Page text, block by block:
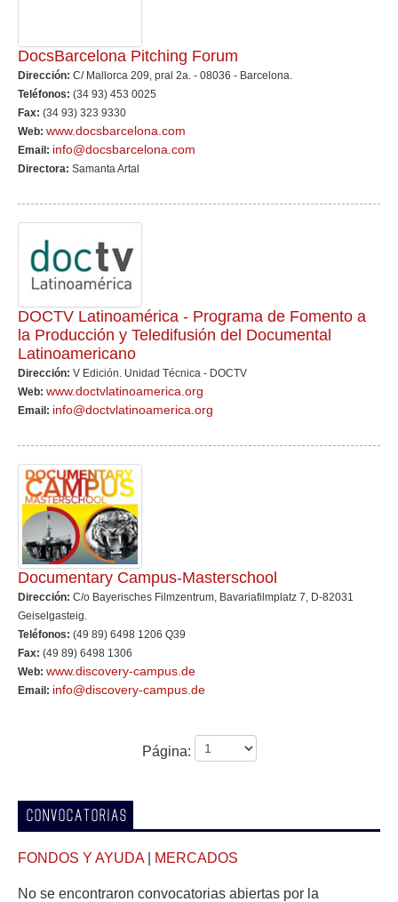
DocsBarcelona Pitching Forum
Dirección: C/ Mallorca 209, pral 2a. - 08036 - Barcelona.
Teléfonos: (34 93) 453 0025
Fax: (34 93) 323 9330
Web: www.docsbarcelona.com
Email: info@docsbarcelona.com
Directora: Samanta Artal
DOCTV Latinoamérica - Programa de Fomento a
la Producción y Teledifusión del Documental
Latinoamericano
Dirección: V Edición. Unidad Técnica - DOCTV
Web: www.doctvlatinoamerica.org
Email: info@doctvlatinoamerica.org
Documentary Campus-Masterschool
Dirección: C/o Bayerisches Filmzentrum, Bavariafilmplatz 7, D-82031
Geiselgasteig.
Teléfonos: (49 89) 6498 1206 Q39
Fax: (49 89) 6498 1306
Web: www.discovery-campus.de
Email: info@discovery-campus.de
Página:
CONVOCATORIAS
FONDOS Y AYUDA| MERCADOS
No se encontraron convocatorias abiertas por la